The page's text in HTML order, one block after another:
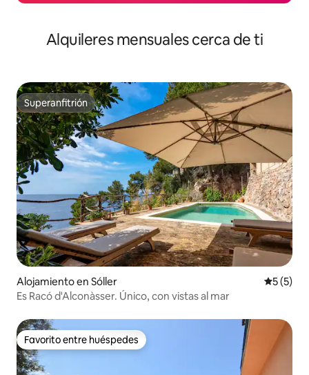
Alquileres mensuales cerca de ti
Superanfitrión
Superanfitrión
Alojamiento en Sóller
5 (5)
Es Racó d'Alconàsser. Único, con vistas al mar
Favorito entre huéspedes
Favorito entre huéspedes